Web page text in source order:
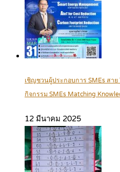
เชิญชวนผู้ประกอบการ SMEs สาย
กิจกรรม SMEs Matching
12 มีนาคม 2025